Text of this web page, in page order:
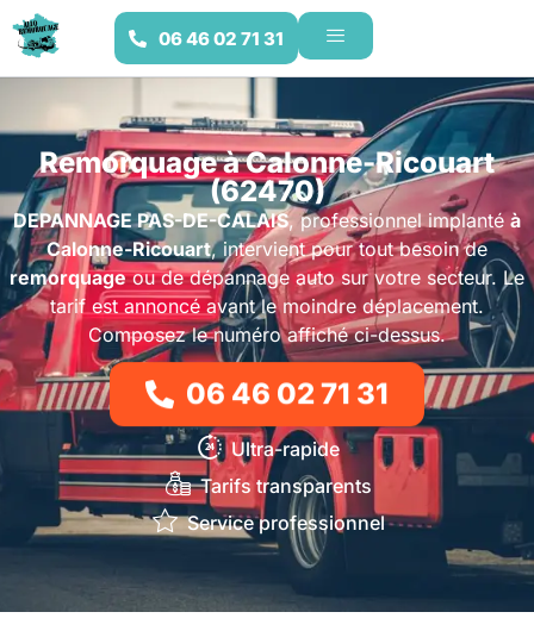
06 46 02 71 31
Remorquage à Calonne-Ricouart
(62470)
DEPANNAGE PAS-DE-CALAIS, professionnel implantéà
Calonne-Ricouart, intervient pour tout besoin de
remorquageou de dépannage auto sur votre secteur. Le
tarif est annoncé avant le moindre déplacement.
Composez le numéro affiché ci-dessus.
06 46 02 71 31
Ultra-rapide
Tarifs transparents
Service professionnel